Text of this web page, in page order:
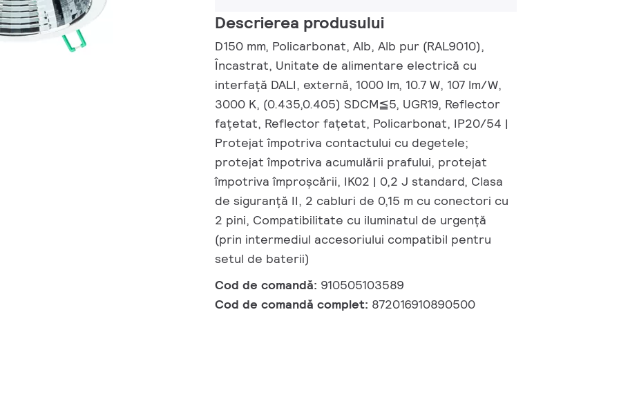
Descrierea produsului
D150 mm, Policarbonat, Alb, Alb pur (RAL9010),
Încastrat, Unitate de alimentare electrică cu
interfață DALI, externă, 1000 lm, 10.7 W, 107 lm/W,
3000 K, (0.435,0.405) SDCM≦5, UGR19, Reflector
fațetat, Reflector fațetat, Policarbonat, IP20/54 |
Protejat împotriva contactului cu degetele;
protejat împotriva acumulării prafului, protejat
împotriva împroșcării, IK02 | 0,2 J standard, Clasa
de siguranță II, 2 cabluri de 0,15 m cu conectori cu
2 pini, Compatibilitate cu iluminatul de urgență
(prin intermediul accesoriului compatibil pentru
setul de baterii)
Cod de comandă: 910505103589
Cod de comandă complet: 872016910890500